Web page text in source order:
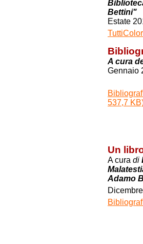
Bettini"
Estate
A cura
Gennaio
537,7
Un
A cura di
Adamo